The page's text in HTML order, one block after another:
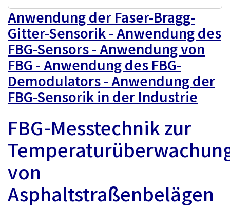
Anwendung der Faser-Bragg-
Gitter-Sensorik - Anwendung des
FBG-Sensors - Anwendung von
FBG - Anwendung des FBG-
Demodulators - Anwendung der
FBG-Sensorik in der Industrie
FBG-Messtechnik zur
von
Asphaltstraßenbelägen